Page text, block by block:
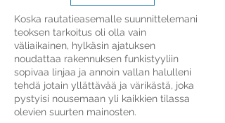
Koska rautatieasemalle suunnittelemani
teoksen tarkoitus oli olla vain
väliaikainen, hylkäsin ajatuksen
noudattaa rakennuksen funkistyyliin
sopivaa linjaa ja annoin vallan halulleni
tehdä jotain yllättävää ja värikästä, joka
pystyisi nousemaan yli kaikkien tilassa
olevien suurten mainosten.